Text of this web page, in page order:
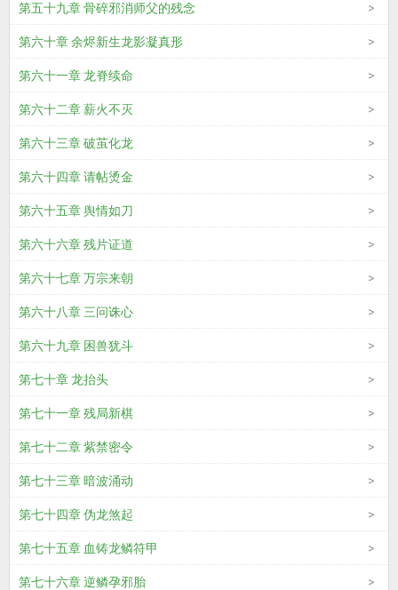
第五十九章 骨碎邪消师父的残念
第六十章 余烬新生龙影凝真形
第六十一章 龙脊续命
第六十二章 薪火不灭
第六十三章 破茧化龙
第六十四章 请帖烫金
第六十五章 舆情如刀
第六十六章 残片证道
第六十七章 万宗来朝
第六十八章 三问诛心
第六十九章 困兽犹斗
第七十章 龙抬头
第七十一章 残局新棋
第七十二章 紫禁密令
第七十三章 暗波涌动
第七十四章 伪龙煞起
第七十五章 血铸龙鳞符甲
第七十六章 逆鳞孕邪胎